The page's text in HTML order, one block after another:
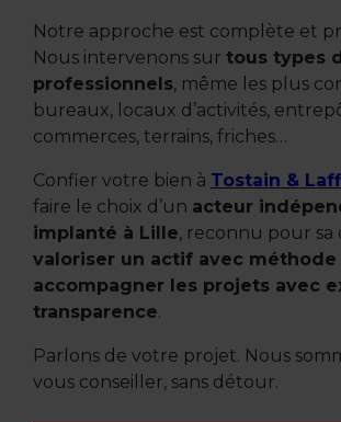
Notre approche est complète et
Nous intervenons sur tous types
professionnels, même les plus
bureaux, locaux d’activités,
commerces, terrains, friches…
Confier votre bien à Tostain &
faire le choix d’un acteur
implanté à Lille, reconnu pour sa
valoriser un actif avec méthode
accompagner les projets avec
transparence.
Parlons de votre projet. Nous
vous conseiller, sans détour.